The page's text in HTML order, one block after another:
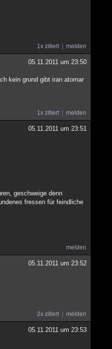
1x zitiert melden
05.11.2011 um 23:50
kein grund gibt iran atomar
1x zitiert melden
05.11.2011 um 23:51
geschweige denn
fressen für feindliche
melden
05.11.2011 um 23:52
2x zitiert melden
05.11.2011 um 23:53